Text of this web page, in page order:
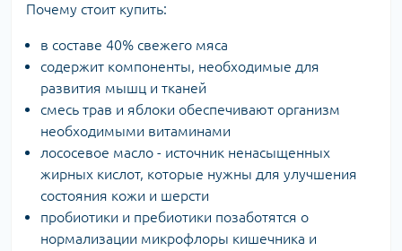
Почему стоит купить:
в составе 40% свежего мяса
содержит компоненты, необходимые для
развития мышц и тканей
смесь трав и яблоки обеспечивают организм
необходимыми витаминами
лососевое масло - источник ненасыщенных
жирных кислот, которые нужны для улучшения
состояния кожи и шерсти
пробиотики и пребиотики позаботятся о
нормализации микрофлоры кишечника и